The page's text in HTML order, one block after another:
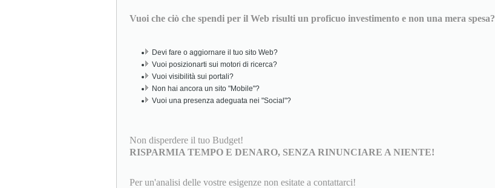
Vuoi che ciò che spendi per il Web risulti un proficuo investimento e non una mera spesa?
Devi fare o aggiornare il tuo sito Web?
Vuoi posizionarti sui motori di ricerca?
Vuoi visibilità sui portali?
Non hai ancora un sito "Mobile"?
Vuoi una presenza adeguata nei "Social"?
Non disperdere il tuo Budget!
RISPARMIA TEMPO E DENARO, SENZA RINUNCIARE A NIENTE!
Per un'analisi delle vostre esigenze non esitate a contattarci!